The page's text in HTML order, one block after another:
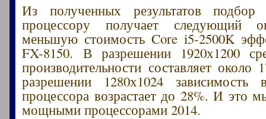
Из полученных результатов
процессору получает следующий
меньшую стоимость Core i5-2500K
FX-8150. В разрешении 1920х1200
производительности составляет
разрешении 1280х1024 зависимость
процессора возрастает до 28%. И это
мощными процессорами 2014.